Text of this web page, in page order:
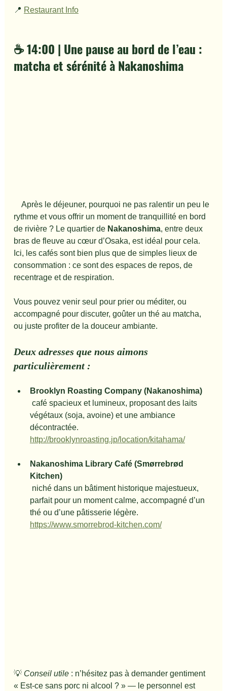
📍 Restaurant Info
☕ 14:00 | Une pause au bord de l’eau :
matcha et sérénité à Nakanoshima
Après le déjeuner, pourquoi ne pas ralentir un peu le
rythme et vous offrir un moment de tranquillité en bord
de rivière ? Le quartier de Nakanoshima, entre deux
bras de fleuve au cœur d’Osaka, est idéal pour cela.
Ici, les cafés sont bien plus que de simples lieux de
consommation : ce sont des espaces de repos, de
recentrage et de respiration.
Vous pouvez venir seul pour prier ou méditer, ou
accompagné pour discuter, goûter un thé au matcha,
ou juste profiter de la douceur ambiante.
Deux adresses que nous aimons
particulièrement :
Brooklyn Roasting Company (Nakanoshima)
café spacieux et lumineux, proposant des laits
végétaux (soja, avoine) et une ambiance
décontractée.
http://brooklynroasting.jp/location/kitahama/
Nakanoshima Library Café (Smørrebrød
Kitchen)
niché dans un bâtiment historique majestueux,
parfait pour un moment calme, accompagné d’un
thé ou d’une pâtisserie légère.
https://www.smorrebrod-kitchen.com/
💡 Conseil utile : n’hésitez pas à demander gentiment
« Est-ce sans porc ni alcool ? » — le personnel est